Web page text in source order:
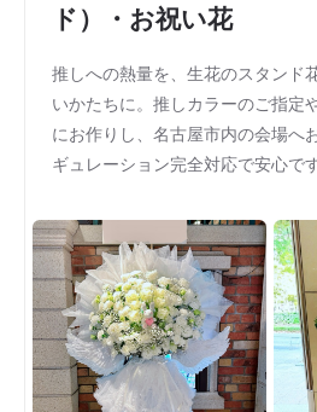
ド）・お祝い花
推しへの熱量を、生花のスタンド
いかたちに。推しカラーのご指定
にお作りし、名古屋市内の会場へ
ギュレーション完全対応で安心です